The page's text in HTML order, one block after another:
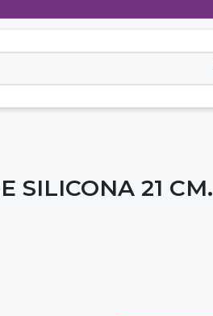
SILICONA 21 CM.